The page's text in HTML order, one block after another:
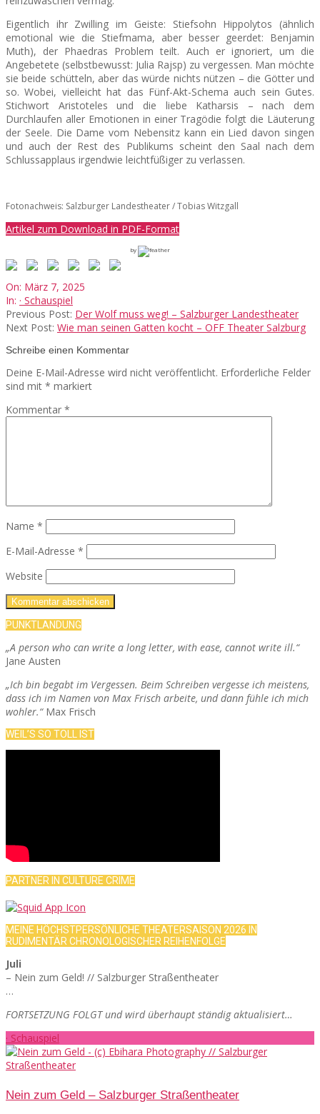
Eigentlich ihr Zwilling im Geiste: Stiefsohn Hippolytos (ähnlich
emotional wie die Stiefmama, aber besser geerdet: Benjamin
Muth), der Phaedras Problem teilt. Auch er ignoriert, um die
Angebetete (selbstbewusst: Julia Rajsp) zu vergessen. Man möchte
sie beide schütteln, aber das würde nichts nützen – die Götter und
so. Wobei, vielleicht hat das Fünf-Akt-Schema auch sein Gutes.
Stichwort Aristoteles und die liebe Katharsis – nach dem
Durchlaufen aller Emotionen in einer Tragödie folgt die Läuterung
der Seele. Die Dame vom Nebensitz kann ein Lied davon singen
und auch der Rest des Publikums scheint den Saal nach dem
Schlussapplaus irgendwie leichtfüßiger zu verlassen.
Fotonachweis: Salzburger Landestheater / Tobias Witzgall
Artikel zum Download in PDF-Format
by
2025-
03-
07
On: März 7, 2025
In: · Schauspiel
Previous Post: Der Wolf muss weg! – Salzburger Landestheater
Next Post: Wie man seinen Gatten kocht – OFF Theater Salzburg
Schreibe einen Kommentar
Deine E-Mail-Adresse wird nicht veröffentlicht. Erforderliche Felder
sind mit * markiert
Kommentar *
Name *
E-Mail-Adresse *
Website
PUNKTLANDUNG
„A person who can write a long letter, with ease, cannot write ill.“
Jane Austen
„Ich bin begabt im Vergessen. Beim Schreiben vergesse ich meistens,
dass ich im Namen von Max Frisch arbeite, und dann fühle ich mich
wohler.“Max Frisch
WEIL’S SO TOLL IST
PARTNER IN CULTURE CRIME
MEINE HÖCHSTPERSÖNLICHE THEATERSAISON 2026 IN
RUDIMENTÄR CHRONOLOGISCHER REIHENFOLGE
Juli
– Nein zum Geld! // Salzburger Straßentheater
…
FORTSETZUNG FOLGT und wird überhaupt ständig aktualisiert…
· Schauspiel
Nein zum Geld – Salzburger Straßentheater